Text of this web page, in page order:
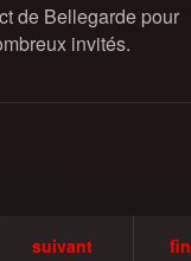
de Bellegarde pour
invités.
suivant fin